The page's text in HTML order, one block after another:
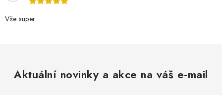
Vše super
Aktuální novinky a akce na váš e-mail